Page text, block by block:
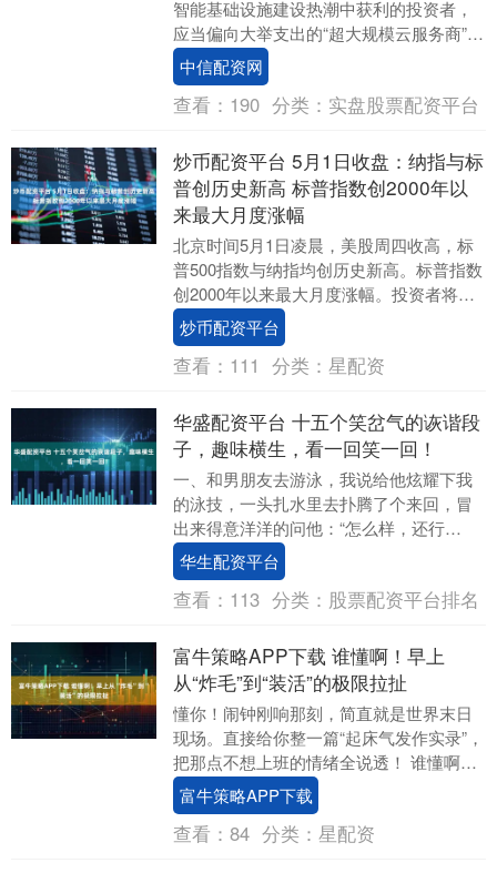
智能基础设施建设热潮中获利的投资者，
应当偏向大举支出的“超大规模云服务商”，
而不是芯片制造商。 身为股票研究联席....
中信配资网
查看： 190 分类： 实盘股票配资平台
炒币配资平台 5月1日收盘：纳指与标
普创历史新高 标普指数创2000年以
来最大月度涨幅
北京时间5月1日凌晨，美股周四收高，标
普500指数与纳指均创历史新高。标普指数
创2000年以来最大月度涨幅。投资者将注
意力转向亚马逊、谷歌母公司Alphabet....
炒币配资平台
查看： 111 分类： 星配资
华盛配资平台 十五个笑岔气的诙谐段
子，趣味横生，看一回笑一回！
一、和男朋友去游泳，我说给他炫耀下我
的泳技，一头扎水里去扑腾了个来回，冒
出来得意洋洋的问他：“怎么样，还行
吧？”结果他问：“你谁？” 二、我看她的时
候，她眼里有....
华生配资平台
查看： 113 分类： 股票配资平台排名
富牛策略APP下载 谁懂啊！早上
从“炸毛”到“装活”的极限拉扯
懂你！闹钟刚响那刻，简直就是世界末日
现场。直接给你整一篇“起床气发作实录”，
把那点不想上班的情绪全说透！ 谁懂啊！
早上从“炸毛”到“装活”的极限拉扯 别问我为
什....
富牛策略APP下载
查看： 84 分类： 星配资